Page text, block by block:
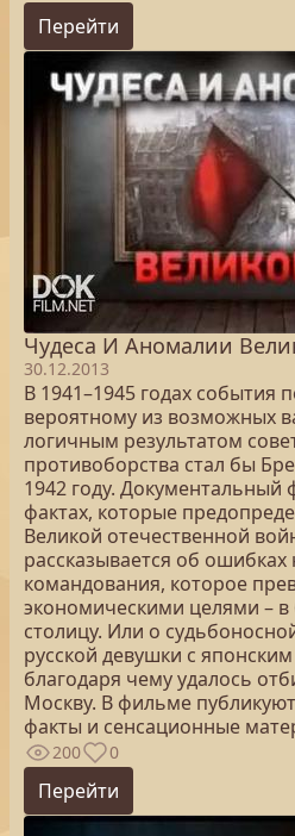
Перейти
Чудеса И Аномалии
30.12.2013
В 1941–1945 годах события
вероятному из возможных
логичным результатом
противоборства стал бы
1942 году.
фактах, которые
Великой отечественной
рассказывается об ошибках
командования, которое
экономическими целями – в
столицу. Или о
русской девушки с
благодаря чему удалось
Москву. В фильме
факты и сенсационные
200 0
Перейти